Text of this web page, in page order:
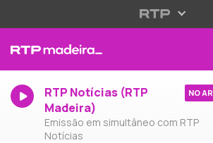
RTP Notícias (RTP
Madeira)
Emissão em simultâneo com RTP
Notícias
NO AR